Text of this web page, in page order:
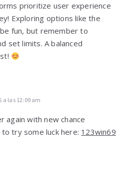
prioritize user experience
Exploring options like the
fun, but remember to
set limits. A balanced
a las 12:09 am
again with new chance
try some luck here: 123win69